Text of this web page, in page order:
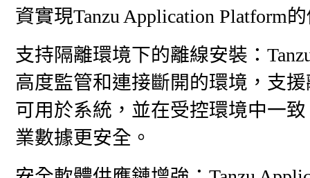
資實現Tanzu Application Platform
支持隔離環境下的離線安裝：
高度監管和連接斷開的環境，支
可用於系統，並在受控環境中一
業數據更安全。